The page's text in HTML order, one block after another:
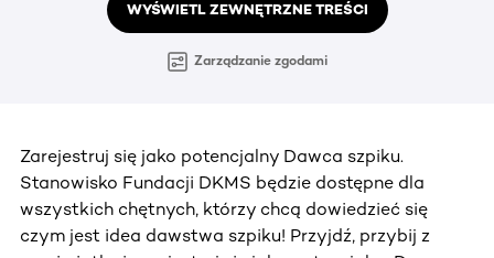
WYŚWIETL ZEWNĘTRZNE TREŚCI
Zarządzanie zgodami
Zarejestruj się jako potencjalny Dawca szpiku.
Stanowisko Fundacji DKMS będzie dostępne dla
wszystkich chętnych, którzy chcą dowiedzieć się
czym jest idea dawstwa szpiku! Przyjdź, przybij z